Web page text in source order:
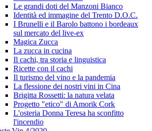
Le grandi doti del Manzoni Bianco
Identità ed immagine del Trento D.O.C.
I Brunelli e il Barolo battono i bordeaux
sul mercato del live-ex
Magica Zucca
La zucca in cucina
Il cachi, tra storia e linguistica
Ricette con il cachi
Il turismo del vino e la pandemia
La flessione dei nostri vini in Cina
Brigitta Rossetti: la natura velata
Progetto "etico" di Amorik Cork
L'osteria Donna Teresa ha sconfitto
l'incendio